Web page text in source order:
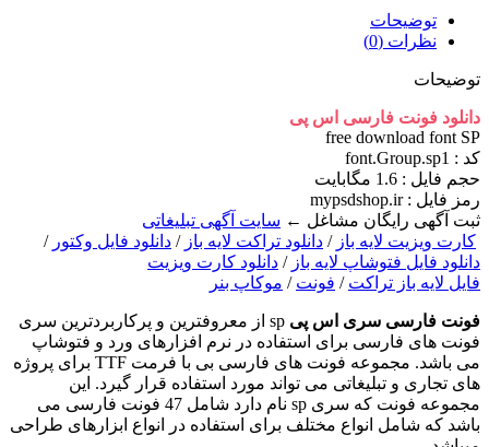
توضیحات
نظرات (0)
توضیحات
دانلود فونت فارسی اس پی
free download font SP
کد : font.Group.sp1
حجم فايل : 1.6 مگابایت
رمز فایل : mypsdshop.ir
ثبت آگهی رایگان مشاغل ← سایت آگهی تبلیغاتی
کارت ویزیت لایه باز / دانلود تراکت لایه باز / دانلود فایل وکتور /
دانلود فایل فتوشاپ لایه باز / دانلود کارت ویزیت
فایل لایه باز تراکت / فونت / موکاپ بنر
فونت فارسی سری اس پی
sp از معروفترین و پرکاربردترین سری
فونت های فارسی برای استفاده در نرم افزارهای ورد و فتوشاپ
می باشد. مجموعه فونت های فارسی بی با فرمت TTF برای پروژه
های تجاری و تبلیغاتی می تواند مورد استفاده قرار گیرد. این
مجموعه فونت که سری sp نام دارد شامل 47 فونت فارسی می
باشد که شامل انواع مختلف برای استفاده در انواع ابزارهای طراحی